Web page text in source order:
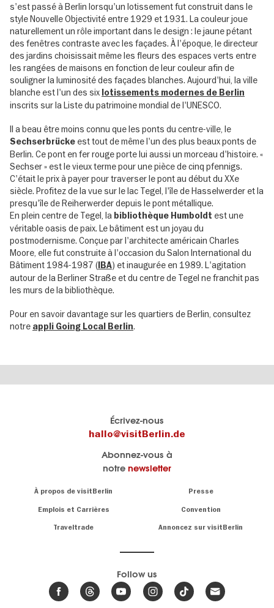
s'est passé à Berlin lorsqu'un lotissement fut construit dans le
style Nouvelle Objectivité entre 1929 et 1931. La couleur joue
naturellement un rôle important dans le design : le jaune pétant
des fenêtres contraste avec les façades. À l'époque, le directeur
des jardins choisissait même les fleurs des espaces verts entre
les rangées de maisons en fonction de leur couleur afin de
souligner la luminosité des façades blanches. Aujourd'hui, la ville
blanche est l'un des six lotissements modernes de Berlin
inscrits sur la Liste du patrimoine mondial de l'UNESCO.
Il a beau être moins connu que les ponts du centre-ville, le
Sechserbrücke est tout de même l'un des plus beaux ponts de
Berlin. Ce pont en fer rouge porte lui aussi un morceau d'histoire. «
Sechser » est le vieux terme pour une pièce de cinq pfennigs.
C'était le prix à payer pour traverser le pont au début du XXe
siècle. Profitez de la vue sur le lac Tegel, l'île de Hasselwerder et la
presqu'île de Reiherwerder depuis le pont métallique.
En plein centre de Tegel, la bibliothèque Humboldt est une
véritable oasis de paix. Le bâtiment est un joyau du
postmodernisme. Conçue par l'architecte américain Charles
Moore, elle fut construite à l'occasion du Salon International du
Bâtiment 1984-1987 ( IBA) et inaugurée en 1989. L'agitation
autour de la Berliner Straße et du centre de Tegel ne franchit pas
les murs de la bibliothèque.
Pour en savoir davantage sur les quartiers de Berlin, consultez
notre appli Going Local Berlin.
Écrivez-nous
hallo@visitBerlin.de
Abonnez-vous à
notre newsletter
Navigation:
À propos de visitBerlin Presse
Emplois et Carrières Convention
Traveltrade Annoncez sur visitBerlin
Berlin et sommes
là pour vous.
meilleures
offres de
Actualités,
événements
Follow us